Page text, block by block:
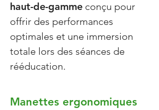
haut-de-gamme conçu pour
offrir des performances
optimales et une immersion
totale lors des séances de
rééducation.
Manettes ergonomiques